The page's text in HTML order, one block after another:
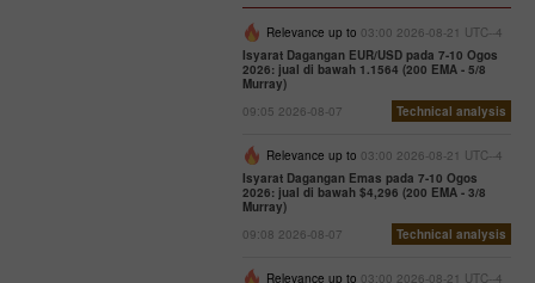
Relevance up to 03:00 2026-08-21 UTC--4
Isyarat Dagangan EUR/USD pada 7-10 Ogos
2026: jual di bawah 1.1564 (200 EMA - 5/8
Murray)
09:05 2026-08-07
Technical analysis
Relevance up to 03:00 2026-08-21 UTC--4
Isyarat Dagangan Emas pada 7-10 Ogos
2026: jual di bawah $4,296 (200 EMA - 3/8
Murray)
09:08 2026-08-07
Technical analysis
Relevance up to 03:00 2026-08-21 UTC--4